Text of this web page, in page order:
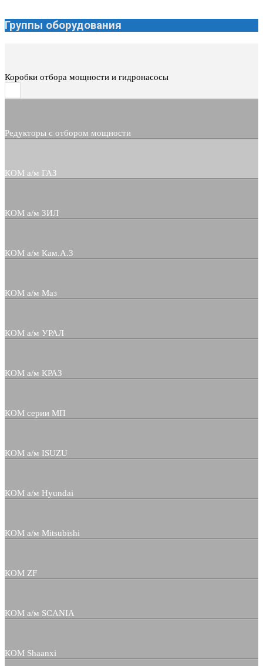
Группы оборудования
Коробки отбора мощности и гидронасосы
Редукторы с отбором мощности
КОМ а/м ГАЗ
КОМ а/м ЗИЛ
КОМ а/м Кам.А.З
КОМ а/м Маз
КОМ а/м УРАЛ
КОМ а/м КРАЗ
КОМ серии МП
КОМ а/м ISUZU
КОМ а/м Hyundai
КОМ а/м Mitsubishi
КОМ ZF
КОМ а/м SCANIA
КОМ Shaanxi